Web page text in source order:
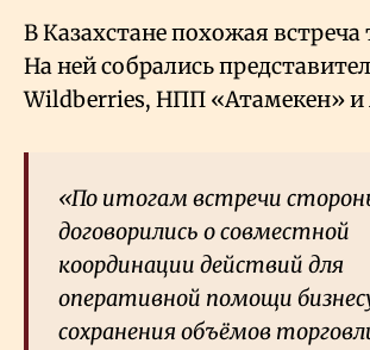
В Казахстане похожая
На ней собрались
Wildberries, НПП «Атамекен»
«По итогам встречи
договорились о совместной
координации действий для
оперативной помощи
сохранения объёмов